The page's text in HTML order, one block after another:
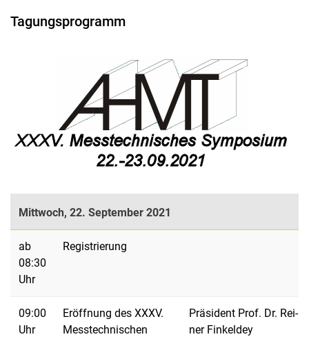
Tagungsprogramm
Mittwoch, 22. September 2021
ab
08:30
Uhr
Registrierung
09:00
Uhr
Eröffnung des XXXV.
Messtechnischen
Prä­si­dent Prof. Dr. Rei­
ner Fin­kel­dey